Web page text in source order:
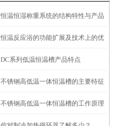
恒温恒湿称重系统的结构特性与产品
功能配置
恒温反应浴的功能扩展及技术上的优
势
DC系列低温恒温槽产品特点
不锈钢高低温一体恒温槽的主要特征
和使用要点说明
不锈钢高低温一体恒温槽的工作原理